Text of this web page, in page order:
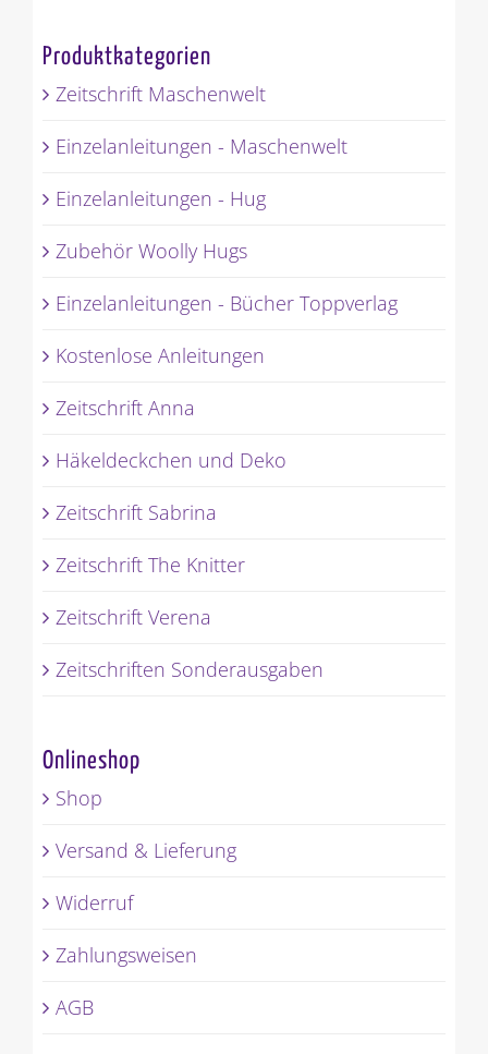
Produktkategorien
Zeitschrift Maschenwelt
Einzelanleitungen - Maschenwelt
Einzelanleitungen - Hug
Zubehör Woolly Hugs
Einzelanleitungen - Bücher Toppverlag
Kostenlose Anleitungen
Zeitschrift Anna
Häkeldeckchen und Deko
Zeitschrift Sabrina
Zeitschrift The Knitter
Zeitschrift Verena
Zeitschriften Sonderausgaben
Onlineshop
Shop
Versand & Lieferung
Widerruf
Zahlungsweisen
AGB